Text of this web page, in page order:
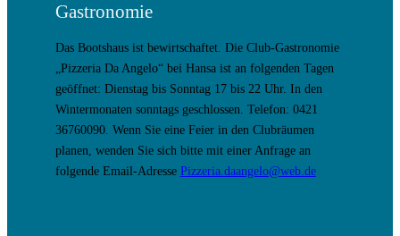
Gastronomie
Das Bootshaus ist bewirtschaftet. Die Club-Gastronomie
„Pizzeria Da Angelo“ bei Hansa ist an folgenden Tagen
geöffnet: Dienstag bis Sonntag 17 bis 22 Uhr. In den
Wintermonaten sonntags geschlossen. Telefon: 0421
36760090. Wenn Sie eine Feier in den Clubräumen
planen, wenden Sie sich bitte mit einer Anfrage an
folgende Email-Adresse Pizzeria.daangelo@web.de